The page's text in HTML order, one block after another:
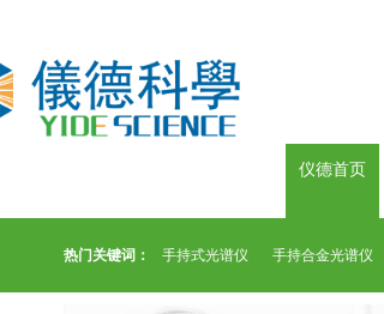
仪德首页
热门关键词： 手持式光谱仪 手持合金光谱仪